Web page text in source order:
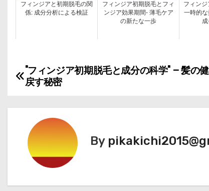
フィンジアと初期脱毛の関
係: 成分分析による検証
フィンジア初期脱毛とフィ
ンジア効果期間- 薄毛ケア
の新たな一歩
フィン
一時的
投
ビ
ゲ
"フィンジア初期脱毛と成分の科学" – 髪の
戻す秘密
By